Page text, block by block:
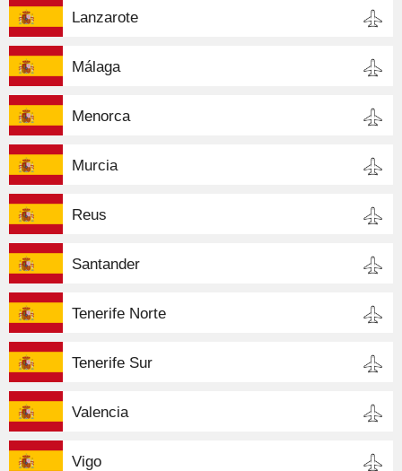
Lanzarote
Málaga
Menorca
Murcia
Reus
Santander
Tenerife Norte
Tenerife Sur
Valencia
Vigo